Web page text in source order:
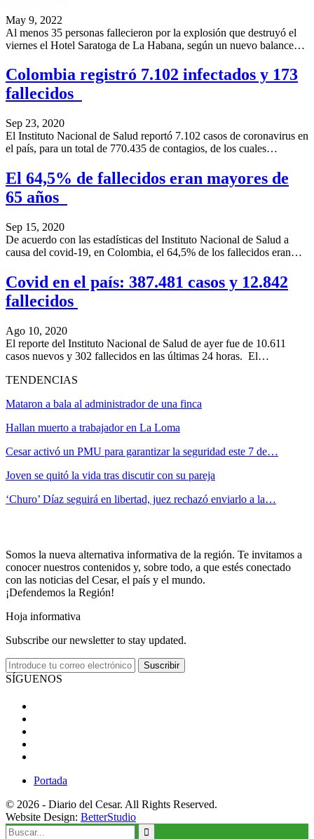
May 9, 2022
Al menos 35 personas fallecieron por la explosión que destruyó el
viernes el Hotel Saratoga de La Habana, según un nuevo balance…
Colombia registró 7.102 infectados y 173
fallecidos
Sep 23, 2020
El Instituto Nacional de Salud reportó 7.102 casos de coronavirus en
el país, para un total de 770.435 de contagios, de los cuales…
El 64,5% de fallecidos eran mayores de
65 años
Sep 15, 2020
De acuerdo con las estadísticas del Instituto Nacional de Salud a
causa del covid-19, en Colombia, el 64,5% de los fallecidos eran…
Covid en el país: 387.481 casos y 12.842
fallecidos
Ago 10, 2020
El reporte del Instituto Nacional de Salud de ayer fue de 10.611
casos nuevos y 302 fallecidos en las últimas 24 horas. El…
TENDENCIAS
Mataron a bala al administrador de una finca
Hallan muerto a trabajador en La Loma
Cesar activó un PMU para garantizar la seguridad este 7 de…
Joven se quitó la vida tras discutir con su pareja
‘Churo’ Díaz seguirá en libertad, juez rechazó enviarlo a la…
Somos la nueva alternativa informativa de la región. Te invitamos a
conocer nuestros contenidos y, sobre todo, a que estés conectado
con las noticias del Cesar, el país y el mundo.
¡Defendemos la Región!
Hoja informativa
Subscribe our newsletter to stay updated.
Suscribir
SÍGUENOS
Portada
© 2026 - Diario del Cesar. All Rights Reserved.
Website Design: BetterStudio